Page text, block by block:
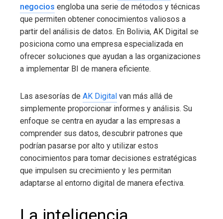
negocios engloba una serie de métodos y técnicas
que permiten obtener conocimientos valiosos a
partir del análisis de datos. En Bolivia, AK Digital se
posiciona como una empresa especializada en
ofrecer soluciones que ayudan a las organizaciones
a implementar BI de manera eficiente.
Las asesorías de AK Digital van más allá de
simplemente proporcionar informes y análisis. Su
enfoque se centra en ayudar a las empresas a
comprender sus datos, descubrir patrones que
podrían pasarse por alto y utilizar estos
conocimientos para tomar decisiones estratégicas
que impulsen su crecimiento y les permitan
adaptarse al entorno digital de manera efectiva.